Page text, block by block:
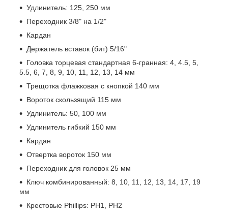
Удлинитель: 125, 250 мм
Переходник 3/8" на 1/2"
Кардан
Держатель вставок (бит) 5/16"
Головка торцевая стандартная 6-гранная: 4, 4.5, 5,
5.5, 6, 7, 8, 9, 10, 11, 12, 13, 14 мм
Трещотка флажковая с кнопкой 140 мм
Вороток скользящий 115 мм
Удлинитель: 50, 100 мм
Удлинитель гибкий 150 мм
Кардан
Отвертка вороток 150 мм
Переходник для головок 25 мм
Ключ комбинированный: 8, 10, 11, 12, 13, 14, 17, 19
мм
Крестовые Phillips: PH1, PH2